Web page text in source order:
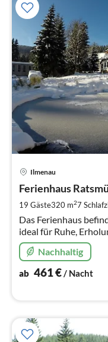
Ilmenau
Ferienhaus
19 Gäste320 m27
Das Ferienhaus befindet sich
ideal für Ruhe,
Familientreffen und Gruppen
am Fusse des
Nachhaltig
ab 461€/ Nacht